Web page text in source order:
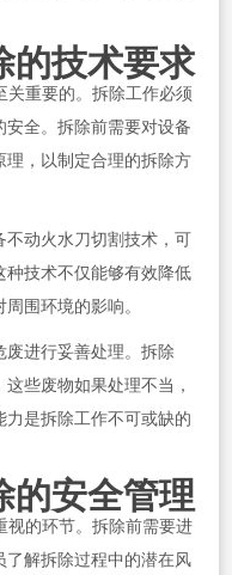
的技术要求
关重要的。拆除工作必须
全。拆除前需要对设备
理，以制定合理的拆除方
动火水刀切割技术，可
种技术不仅能够有效降低
围环境的影响。
进行妥善处理。拆除
些废物如果处理不当，
是拆除工作不可或缺的
的安全管理
视的环节。拆除前需要进
了解拆除过程中的潜在风